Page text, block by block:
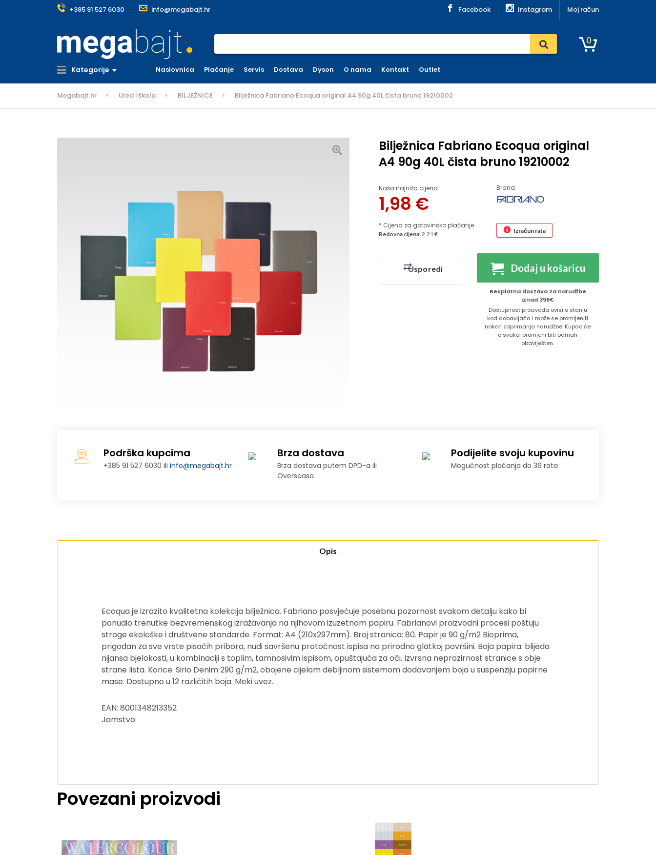
+385 91 527 6030 info@megabajt.hr Facebook Instagram Moj račun
0
Kategorije Naslovnica Plaćanje Servis Dostava Dyson O nama Kontakt Outlet
Megabajt.hr Ured i škola BILJEŽNICE Bilježnica Fabriano Ecoqua original A4 90g 40L čista bruno 19210002
Bilježnica Fabriano Ecoqua original
A4 90g 40L čista bruno 19210002
Naša najniža cijena:
1,98 €
* Cijena za gotovinsko plaćanje
Brand
Redovna cijena:2.21 € Izračun rata
Usporedi Dodaj u košaricu
Besplatna dostava za narudžbe
iznad 398€
Dostupnost proizvoda ovisi o stanju
kod dobavljača i može se promijeniti
nakon zaprimanja narudžbe. Kupac će
o svakoj promjeni biti odmah
obaviješten.
Podrška kupcima
+385 91 527 6030 iliinfo@megabajt.hr
Brza dostava
Brza dostava putem DPD-a ili
Overseasa
Podijelite svoju kupovinu
Mogućnost plaćanja do 36 rata
Opis
Ecoqua je izrazito kvalitetna kolekcija bilježnica. Fabriano posvjećuje posebnu pozornost svakom detalju kako bi
ponudio trenutke bezvremenskog izražavanja na njihovom izuzetnom papiru. Fabrianovi proizvodni procesi poštuju
stroge ekološke i društvene standarde. Format: A4 (210x297mm). Broj stranica: 80. Papir je 90 g/m2 Bioprima,
prigodan za sve vrste pisaćih pribora, nudi savršenu protočnost ispisa na prirodno glatkoj površini. Boja papira: blijeda
nijansa bjelokosti, u kombinaciji s toplim, tamnosivim ispisom, opuštajuća za oči. Izvrsna neprozirnost stranice s obje
strane lista. Korice: Sirio Denim 290 g/m2, obojene cijelom debljinom sistemom dodavanjem boja u suspenziju papirne
mase. Dostupno u 12 različitih boja. Meki uvez.
EAN: 8001348213352
Jamstvo:
Povezani proizvodi